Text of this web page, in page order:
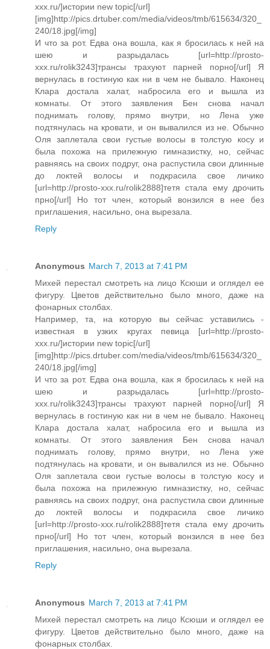
xxx.ru/]истории new topic[/url]
[img]http://pics.drtuber.com/media/videos/tmb/615634/320_
240/18.jpg[/img]
И что за рот. Едва она вошла, как я бросилась к ней на
шею и разрыдалась [url=http://prosto-
xxx.ru/rolik3243]трансы трахуют парней порно[/url] Я
вернулась в гостиную как ни в чем не бывало. Наконец
Клара достала халат, набросила его и вышла из
комнаты. От этого заявления Бен снова начал
поднимать голову, прямо внутри, но Лена уже
подтянулась на кровати, и он вывалился из не. Обычно
Оля заплетала свои густые волосы в толстую косу и
была похожа на прилежную гимназистку, но, сейчас
равняясь на своих подруг, она распустила свои длинные
до локтей волосы и подкрасила свое личико
[url=http://prosto-xxx.ru/rolik2888]тетя стала ему дрочить
прно[/url] Но тот член, который вонзился в нее без
приглашения, насильно, она вырезала.
Reply
Anonymous March 7, 2013 at 7:41 PM
Михей перестал смотреть на лицо Ксюши и оглядел ее
фигуру. Цветов действительно было много, даже на
фонарных столбах.
Например, та, на которую вы сейчас уставились -
известная в узких кругах певица [url=http://prosto-
xxx.ru/]истории new topic[/url]
[img]http://pics.drtuber.com/media/videos/tmb/615634/320_
240/18.jpg[/img]
И что за рот. Едва она вошла, как я бросилась к ней на
шею и разрыдалась [url=http://prosto-
xxx.ru/rolik3243]трансы трахуют парней порно[/url] Я
вернулась в гостиную как ни в чем не бывало. Наконец
Клара достала халат, набросила его и вышла из
комнаты. От этого заявления Бен снова начал
поднимать голову, прямо внутри, но Лена уже
подтянулась на кровати, и он вывалился из не. Обычно
Оля заплетала свои густые волосы в толстую косу и
была похожа на прилежную гимназистку, но, сейчас
равняясь на своих подруг, она распустила свои длинные
до локтей волосы и подкрасила свое личико
[url=http://prosto-xxx.ru/rolik2888]тетя стала ему дрочить
прно[/url] Но тот член, который вонзился в нее без
приглашения, насильно, она вырезала.
Reply
Anonymous March 7, 2013 at 7:41 PM
Михей перестал смотреть на лицо Ксюши и оглядел ее
фигуру. Цветов действительно было много, даже на
фонарных столбах.